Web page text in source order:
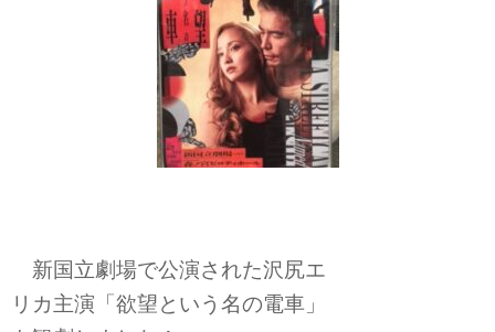
新国立劇場で公演された沢尻エ
リカ主演「欲望という名の電車」